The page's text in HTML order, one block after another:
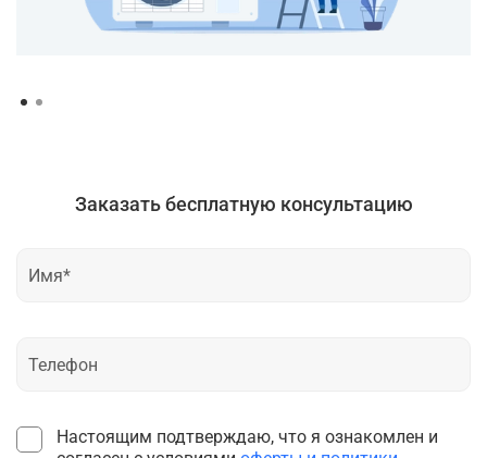
Заказать бесплатную консультацию
Настоящим подтверждаю, что я ознакомлен и